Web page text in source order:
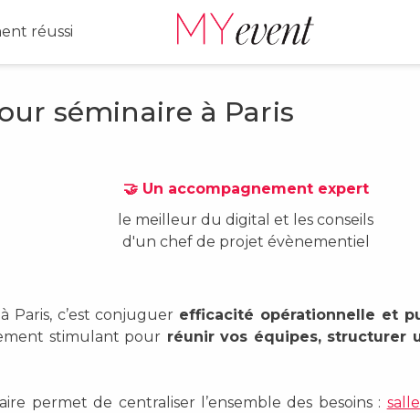
réussi
séminaire à Paris
🤝 Un accompagnement expert
le meilleur du digital et les conseils
d'un chef de projet évènementiel
à Paris, c’est conjuguer efficacité opérationnelle et
stimulant pour réunir vos équipes, structurer
permet de centraliser l’ensemble des besoins :